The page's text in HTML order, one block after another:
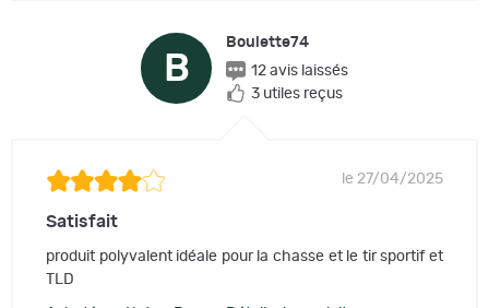
B
Boulette74
12 avis laissés
3 utiles reçus
le 27/04/2025
Satisfait
produit polyvalent idéale pour la chasse et le tir sportif et
TLD